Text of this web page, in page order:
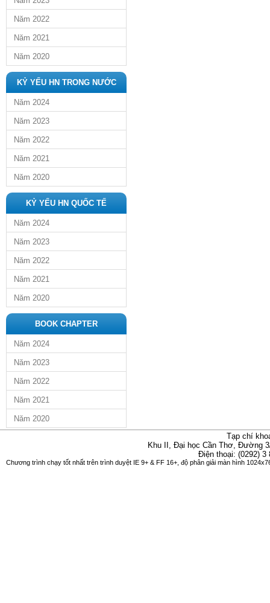
Năm 2022
Năm 2021
Năm 2020
KỶ YẾU HN TRONG NƯỚC
Năm 2024
Năm 2023
Năm 2022
Năm 2021
Năm 2020
KỶ YẾU HN QUỐC TẾ
Năm 2024
Năm 2023
Năm 2022
Năm 2021
Năm 2020
BOOK CHAPTER
Năm 2024
Năm 2023
Năm 2022
Năm 2021
Năm 2020
Tạp chí
Khu II, Đại học Cần Thơ, Đường
Điện thoại: (0292)
Chương trình chạy tốt nhất trên trình duyệt IE 9+ & FF 16+, độ phân giải màn hình